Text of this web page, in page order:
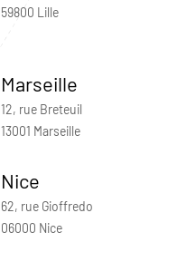
59800 Lille
Marseille
12, rue Breteuil
13001 Marseille
Nice
62, rue Gioffredo
06000 Nice